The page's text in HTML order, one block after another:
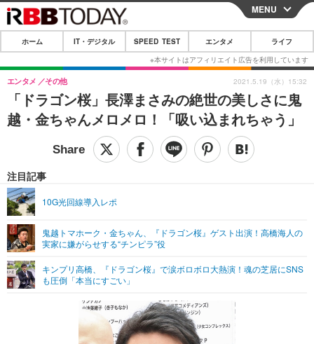
CLOSE
ホーム
IT・デジタル
IT・デジタルTOP スマートフォン
ショッピング その他
SPEED TEST
エンタメTOP 映画・ドラマ
グラビア
ショッピング その他
ライフTOP
その他
リリース一覧
プッシュ通知の停止方法
MENU
ホーム IT・デジタル SPEED TEST エンタメ ライフ
「ドラゴン桜」長澤まさみの絶世の美しさに鬼
越・金ちゃんメロメロ！「吸い込まれちゃう」
エンタメ その他
注目記事
10G光回線導入レポ
鬼越トマホーク・金ちゃん、『ドラゴン桜』ゲスト出演！高橋海人の
実家に嫌がらせする“チンピラ”役
キンプリ高橋、『ドラゴン桜』で涙ボロボロ大熱演！魂の芝居にSNS
も圧倒「本当にすごい」
2021.5.19（水）15:32